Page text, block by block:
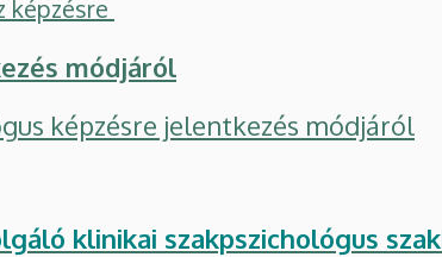
képzésre
módjáról
képzésre jelentkezés módjáról
klinikai szakpszichológus